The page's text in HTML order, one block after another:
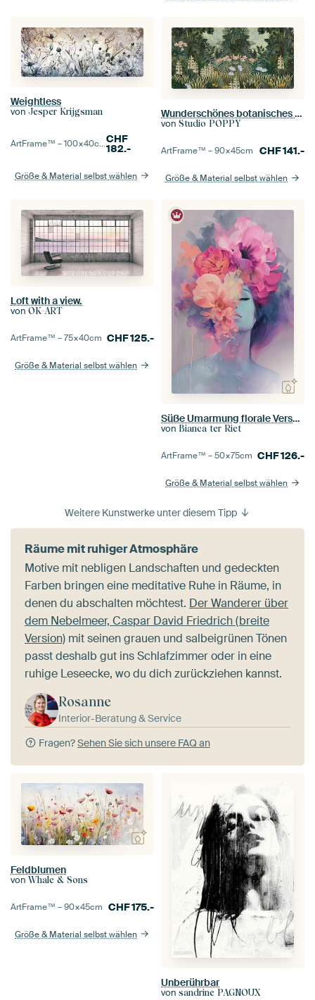
Weightless
von Jesper Krijgsman
ArtFrame™ –100×40cm CHF
182.-
Größe & Material selbst wählen
Wunderschönes botanisches Bild des Dschungels mit Farnen und Blumen
von Studio POPPY
ArtFrame™ –90×45cm CHF141.-
Größe & Material selbst wählen
Loft with a view.
von OK-ART
ArtFrame™ –75×40cm CHF125.-
Größe & Material selbst wählen
Süße Umarmung florale Verschmelzung
von Bianca ter Riet
ArtFrame™ –50×75cm CHF126.-
Größe & Material selbst wählen
Weitere Kunstwerke unter diesem Tipp
Räume mit ruhiger Atmosphäre
Motive mit nebligen Landschaften und gedeckten
Farben bringen eine meditative Ruhe in Räume, in
denen du abschalten möchtest. Der Wanderer über
dem Nebelmeer, Caspar David Friedrich (breite
Version) mit seinen grauen und salbeigrünen Tönen
passt deshalb gut ins Schlafzimmer oder in eine
ruhige Leseecke, wo du dich zurückziehen kannst.
Rosanne
Interior-Beratung & Service
Fragen?Sehen Sie sich unsere FAQ an
Feldblumen
von Whale & Sons
ArtFrame™ –90×45cm CHF175.-
Größe & Material selbst wählen
Unberührbar
von sandrine PAGNOUX